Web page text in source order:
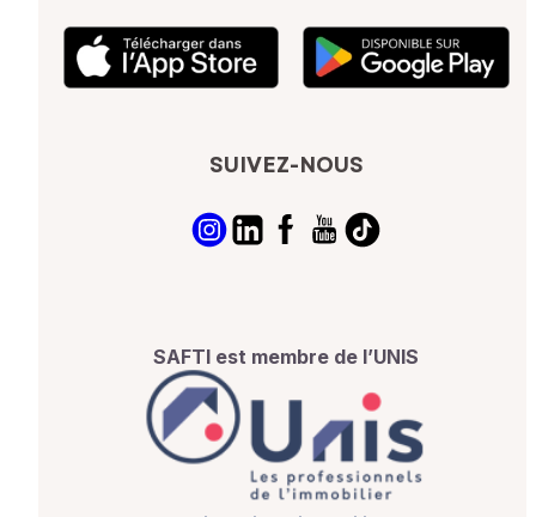
SUIVEZ-NOUS
SAFTI est membre de l’UNIS